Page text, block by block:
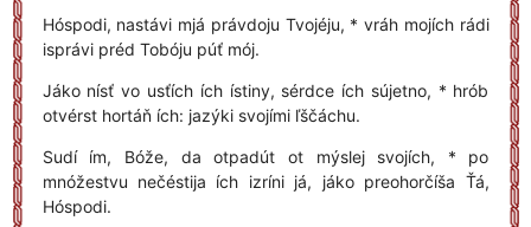
Hóspodi, nastávi mjá právdoju Tvojéju, * vráh mojích rádi
isprávi préd Tobóju púť mój.
Jáko nísť vo usťích ích ístiny, sérdce ích sújetno, * hrób
otvérst hortáň ích: jazýki svojími ľščáchu.
Sudí ím, Bóže, da otpadút ot mýslej svojích, * po
mnóžestvu nečéstija ích izríni já, jáko preohorčíša Ťá,
Hóspodi.